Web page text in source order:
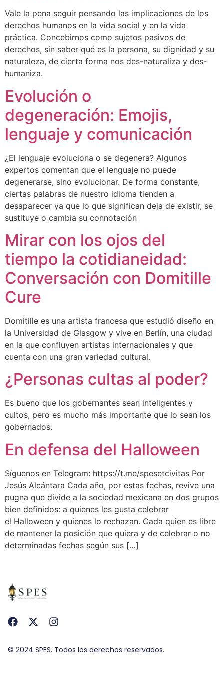
Vale la pena seguir pensando las implicaciones de los
derechos humanos en la vida social y en la vida
práctica. Concebirnos como sujetos pasivos de
derechos, sin saber qué es la persona, su dignidad y su
naturaleza, de cierta forma nos des-naturaliza y des-
humaniza.
Evolución o
degeneración: Emojis,
lenguaje y comunicación
¿El lenguaje evoluciona o se degenera? Algunos
expertos comentan que el lenguaje no puede
degenerarse, sino evolucionar. De forma constante,
ciertas palabras de nuestro idioma tienden a
desaparecer ya que lo que significan deja de existir, se
sustituye o cambia su connotación
Mirar con los ojos del
tiempo la cotidianeidad:
Conversación con Domitille
Cure
Domitille es una artista francesa que estudió diseño en
la Universidad de Glasgow y vive en Berlín, una ciudad
en la que confluyen artistas internacionales y que
cuenta con una gran variedad cultural.
¿Personas cultas al poder?
Es bueno que los gobernantes sean inteligentes y
cultos, pero es mucho más importante que lo sean los
gobernados.
En defensa del Halloween
Síguenos en Telegram: https://t.me/spesetcivitas Por
Jesús Alcántara Cada año, por estas fechas, revive una
pugna que divide a la sociedad mexicana en dos grupos
bien definidos: a quienes les gusta celebrar
el Halloween y quienes lo rechazan. Cada quien es libre
de mantener la posición que quiera y de celebrar o no
determinadas fechas según sus […]
© 2024 SPES. Todos los derechos reservados.